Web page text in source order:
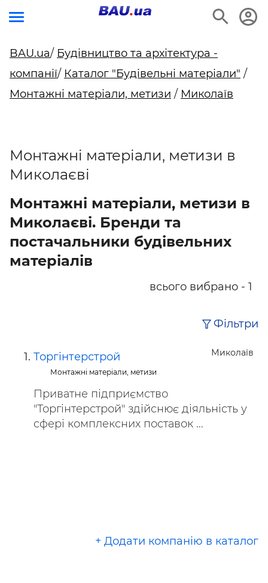
BAU.ua/ Будівництво та архітектура -
компанії/ Каталог "Будівельні матеріали" /
Монтажні матеріали, метизи / Миколаїв
Монтажні матеріали, метизи в
Миколаєві
Монтажні матеріали, метизи в
Миколаєві. Бренди та
постачальники будівельних
матеріалів
всього вибрано - 1
Фільтри
Миколаїв
Торгінтерстрой
Монтажні матеріали, метизи
Приватне підприємство
"Торгінтерстрой" здійснює діяльність у
сфері комплексних поставок ...
+ Додати компанію в каталог